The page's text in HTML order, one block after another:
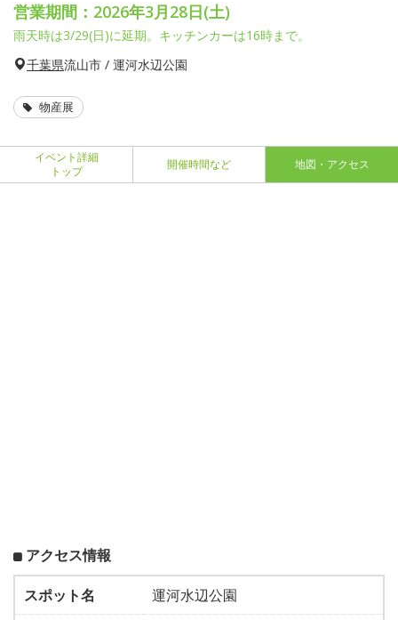
営業期間：2026年3月28日(土)
雨天時は3/29(日)に延期。キッチンカーは16時まで。
千葉県流山市 / 運河水辺公園
物産展
イベント詳細
トップ
開催時間など 地図・アクセス
アクセス情報
スポット名
運河水辺公園